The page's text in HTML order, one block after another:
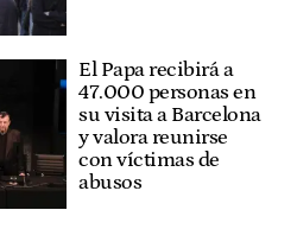
El Papa recibirá a
47.000 personas en
su visita a Barcelona
y valora reunirse
con víctimas de
abusos